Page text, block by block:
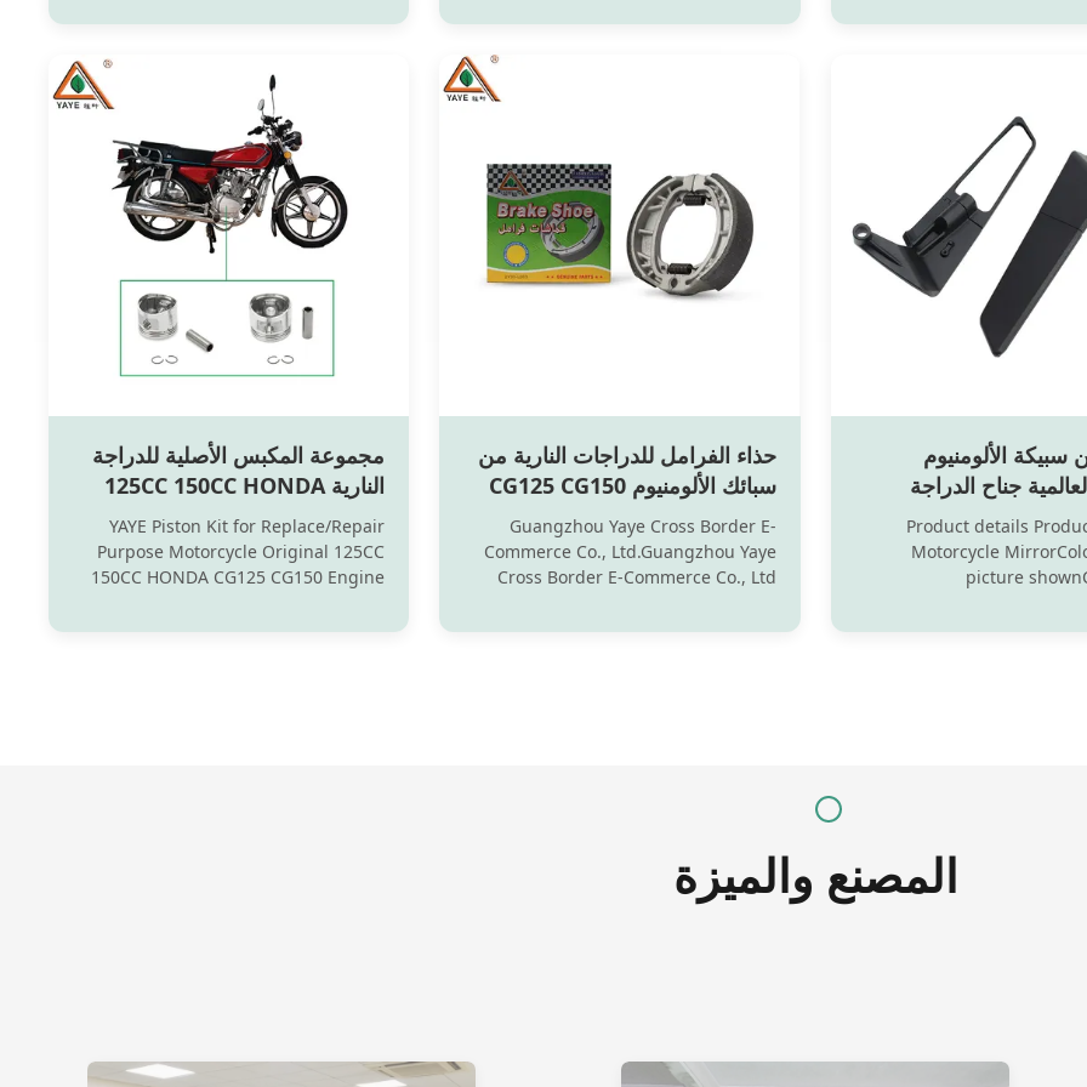
provide power to
reactions to
popular model of motorcycle
durability, reliability, and versatility.
Here are some key characteristics and
information about the ...
سبيكة الألومنيوم
جناح الدراجة
الجانبية العريضة
Product details
Motorcycle
picture
Products
حذاء الفرامل للدراجات النارية من
سبائك الألومنيوم CG125 CG150
CG200 وسائد الفرامل الخلفية
والجبهة
Guangzhou Yaye Cross Border E-
Commerce Co., Ltd.Guangzhou Yaye
Cross Border E-Commerce Co., Ltd
Baiyun District, Guangzhou, with a
مجموعة المكبس الأصلية للدراجة
النارية 125CC 150CC HONDA
CG125 CG150 قطع غيار للدراجة
النارية
YAYE Piston Kit for Replace/Repair
Purpose Motorcycle Original 125CC
150CC HONDA CG125 CG150 Engine
المصنع والميزة